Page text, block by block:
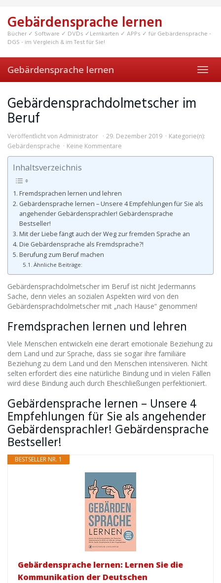
main
content
Gebärdensprache lernen
Bücher ✓ Software ✓ DVDs ✓Lernkarten ✓ APPs ✓ für Gebärdensprache -
DGS - im Vergleich & im Test für Sie!
Gebärdensprache lernen
Gebärdensprachdolmetscher im
Beruf
Veröffentlicht von Administrator 29. Dezember 2019
Kategorie(n):
Gebärdensprache
Keine Kommentare
Inhaltsverzeichnis
Fremdsprachen lernen und lehren
Gebärdensprache lernen – Unsere 4 Empfehlungen für Sie als
angehender Gebärdensprachler! Gebärdensprache
Bestseller!
Mit der Liebe fängt auch der Weg zur fremden Sprache an
Die Gebärdensprache als Fremdsprache?!
Berufung zum Beruf machen
Ähnliche Beiträge:
Gebärdensprachdolmetscher im Beruf ist nicht Jedermanns
Sache, denn vieles an sozialen Aspekten wird von den
Gebärdensprachdolmetscher mit „nach Hause“ genommen!
Fremdsprachen lernen und lehren
Viele Menschen entwickeln eine derart emotionale Beziehung zu
dem Land und zur Sprache, dass sie sogar ihre familiäre
Beziehung zu dem Land und den Menschen intensiveren. Nicht
selten erfordert dies eine natürliche Bindung und in vielen Fällen
wird diese Bindung auch durch Eheschließungen perfektioniert.
Gebärdensprache lernen – Unsere 4
Empfehlungen für Sie als angehender
Gebärdensprachler! Gebärdensprache
Bestseller!
BESTSELLER NR. 1
Gebärdensprache lernen: Lernen Sie die
Kommunikation der Deutschen